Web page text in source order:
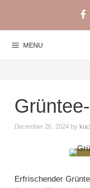
content
MENU
December 26, 2024 by
Erfrischender